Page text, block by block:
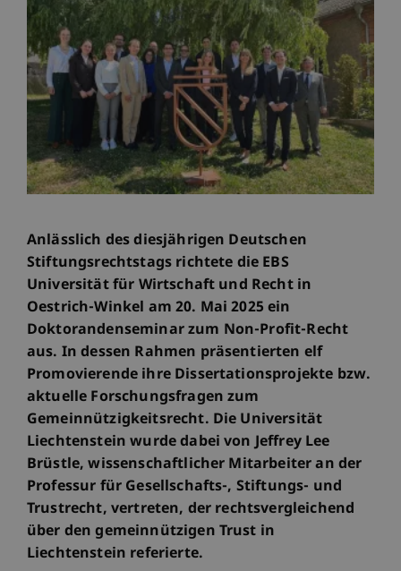
Anlässlich des diesjährigen Deutschen
Stiftungsrechtstags richtete die EBS
Universität für Wirtschaft und Recht in
Oestrich-Winkel am 20. Mai 2025 ein
Doktorandenseminar zum Non-Profit-Recht
aus. In dessen Rahmen präsentierten elf
Promovierende ihre Dissertationsprojekte bzw.
aktuelle Forschungsfragen zum
Gemeinnützigkeitsrecht. Die Universität
Liechtenstein wurde dabei von Jeffrey Lee
Brüstle, wissenschaftlicher Mitarbeiter an der
Professur für Gesellschafts-, Stiftungs- und
Trustrecht, vertreten, der rechtsvergleichend
über den gemeinnützigen Trust in
Liechtenstein referierte.